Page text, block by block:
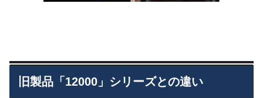
旧製品「12000」シリーズとの違い